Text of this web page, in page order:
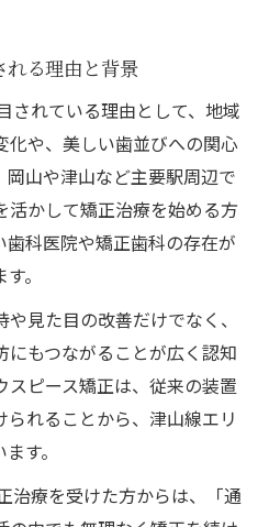
ウスピースの選び方
矯正マウスピースの選び
叶える素材やデザインの
奨するマウスピースの特
の選び方と長く続けるコ
ピース矯正がおすすめ
るためのマウスピース活
矯正方法としてのマウス
れる理由と背景
されている理由として、地域
化や、美しい歯並びへの関心
岡山や津山など主要駅周辺で
活かして矯正治療を始める方
科医院や矯正歯科の存在が
。
見た目の改善だけでなく、
もつながることが広く認知
スピース矯正は、従来の装置
られることから、津山線エリ
す。
治療を受けた方からは、「通